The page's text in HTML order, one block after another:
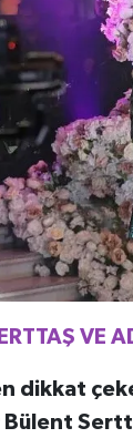
VE
dikkat
Bülent